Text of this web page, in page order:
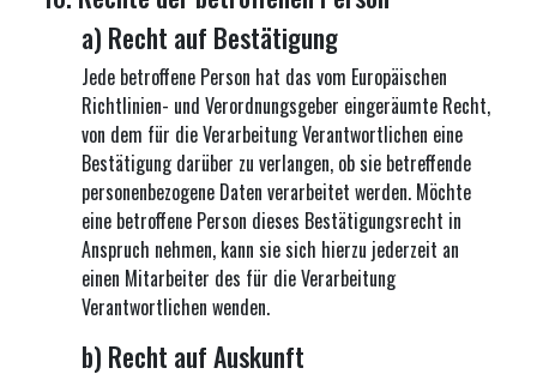
a) Recht auf Bestätigung
Jede betroffene Person hat das vom Europäischen
Richtlinien- und Verordnungsgeber eingeräumte Recht,
von dem für die Verarbeitung Verantwortlichen eine
Bestätigung darüber zu verlangen, ob sie betreffende
personenbezogene Daten verarbeitet werden. Möchte
eine betroffene Person dieses Bestätigungsrecht in
Anspruch nehmen, kann sie sich hierzu jederzeit an
einen Mitarbeiter des für die Verarbeitung
Verantwortlichen wenden.
b) Recht auf Auskunft